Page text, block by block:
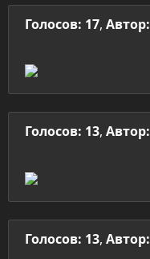
Голосов: 17, Автор:
Голосов: 13, Автор:
Голосов: 13, Автор: